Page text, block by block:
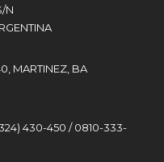
N
MARTINEZ, BA
430-450 / 0810-333-